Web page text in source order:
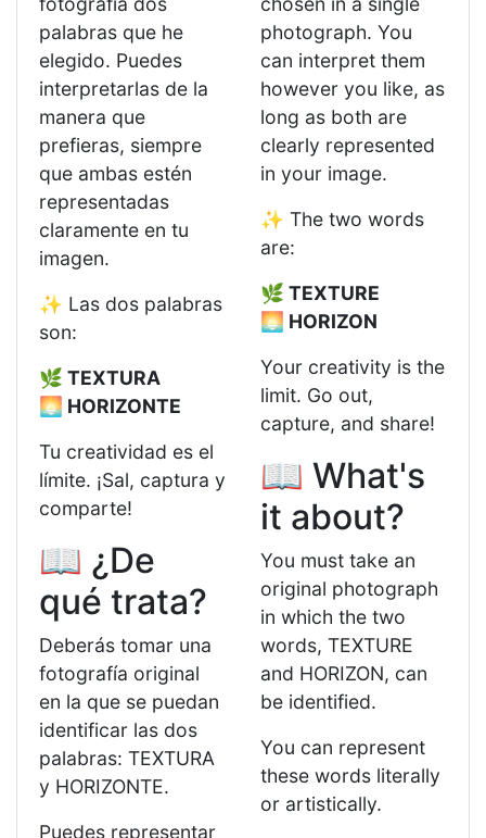
palabras que he
elegido. Puedes
interpretarlas de la
manera que
prefieras, siempre
que ambas estén
representadas
claramente en tu
imagen.
✨ Las dos palabras
son:
🌿 TEXTURA
🌅 HORIZONTE
Tu creatividad es el
límite. ¡Sal, captura y
comparte!
📖 ¿De
qué trata?
Deberás tomar una
fotografía original
en la que se puedan
identificar las dos
palabras: TEXTURA
y HORIZONTE.
Puedes representar
photograph. You
can interpret them
however you like, as
long as both are
clearly represented
in your image.
✨ The two words
are:
🌿 TEXTURE
🌅 HORIZON
Your creativity is the
limit. Go out,
capture, and share!
📖 What's
it about?
You must take an
original photograph
in which the two
words, TEXTURE
and HORIZON, can
be identified.
You can represent
these words literally
or artistically.